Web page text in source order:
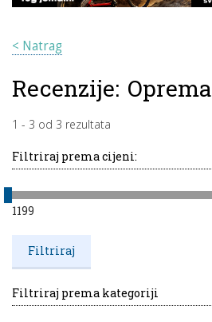
< Natrag
Recenzije: Oprema
1 - 3 od 3 rezultata
Filtriraj prema cijeni:
1199
Filtriraj prema kategoriji